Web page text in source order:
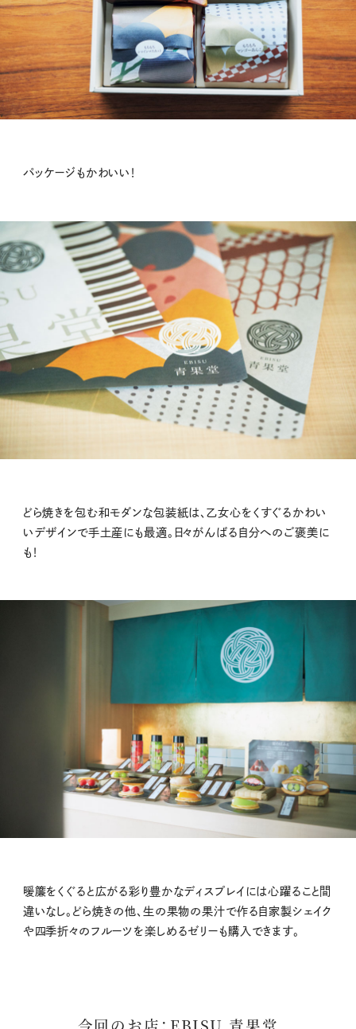
パッケージもかわいい！
どら焼きを包む和モダンな包装紙は、乙女心をくすぐるかわい
いデザインで手土産にも最適。日々がんばる自分へのご褒美に
も！
暖簾をくぐると広がる彩り豊かなディスプレイには心躍ること間
違いなし。どら焼きの他、生の果物の果汁で作る自家製シェイク
や四季折々のフルーツを楽しめるゼリーも購入できます。